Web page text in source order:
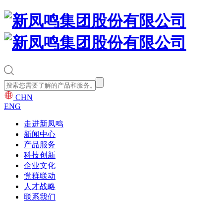
CHN
ENG
走进新凤鸣
新闻中心
产品服务
科技创新
企业文化
党群联动
人才战略
联系我们